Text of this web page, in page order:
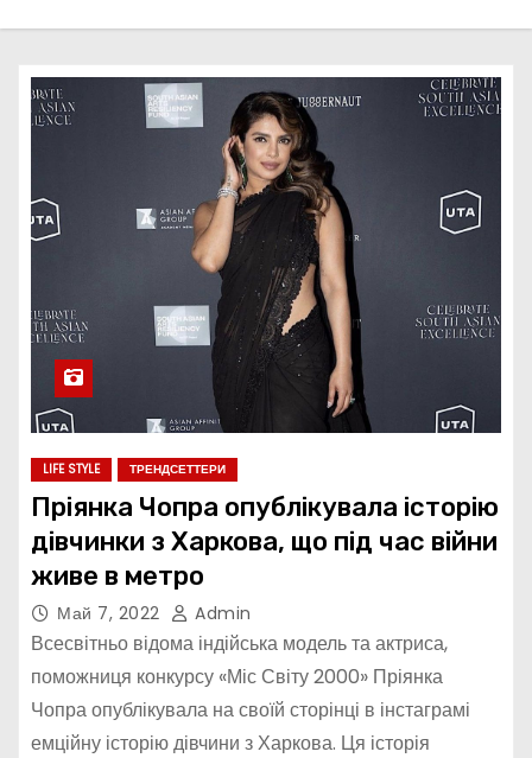
LIFE STYLE ТРЕНДСЕТТЕРИ
Пріянка Чопра опублікувала історію
дівчинки з Харкова, що під час війни
живе в метро
Май 7, 2022 Admin
Всесвітньо відома індійська модель та актриса,
поможниця конкурсу «Міс Світу 2000» Пріянка
Чопра опублікувала на своїй сторінці в інстаграмі
емційну історію дівчини з Харкова. Ця історія